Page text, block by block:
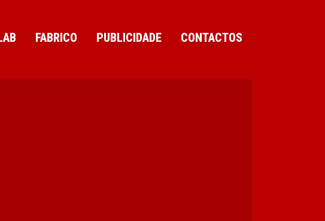
FABRICO PUBLICIDADE CONTACTOS